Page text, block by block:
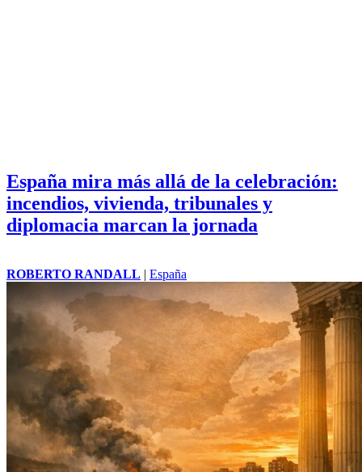
España mira más allá de la celebración:
incendios, vivienda, tribunales y
diplomacia marcan la jornada
ROBERTO RANDALL | España